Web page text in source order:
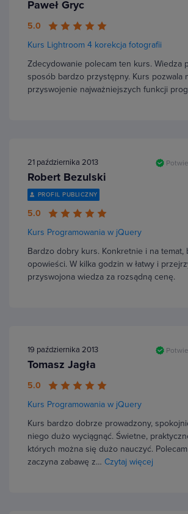
Paweł Gryc
5.0
Kurs Lightroom 4 korekcja fotografii
Zdecydowanie polecam ten kurs. Wiedza
sposób bardzo przystępny. Kurs pozwala
przyswojenie najważniejszych funkcji
21 października 2013
Robert Bezulski
PROFIL PUBLICZNY
5.0
Kurs Programowania w jQuery
Bardzo dobry kurs. Konkretnie i na temat,
opowieści. W kilka godzin w łatwy i
przyswojona wiedza za rozsądną cenę.
19 października 2013
Tomasz Jagła
5.0
Kurs Programowania w jQuery
Kurs bardzo dobrze prowadzony,
niego dużo wyciągnąć. Świetne,
których można się dużo nauczyć.
zaczyna zabawę z… Czytaj więcej